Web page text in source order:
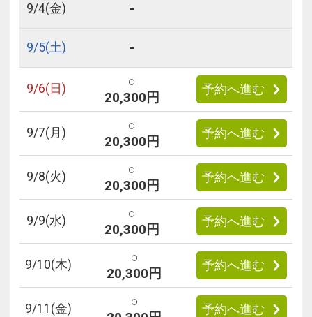
9/4(金) -
9/5(土) -
9/6(日)
○
20,300円
予約へ進む
9/7(月)
○
20,300円
予約へ進む
9/8(火)
○
20,300円
予約へ進む
9/9(水)
○
20,300円
予約へ進む
9/10(木)
○
20,300円
予約へ進む
9/11 (金)
○
予約へ進む